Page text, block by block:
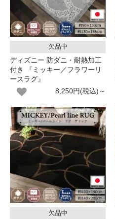
欠品中
ディズニー 防ダニ・耐熱加工
付き 『ミッキー／フラワーリ
ースラグ』
8,250円(税込)～
欠品中